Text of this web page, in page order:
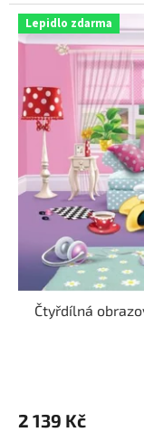
Lepidlo zdarma
Čtyřdílná
2 139 Kč